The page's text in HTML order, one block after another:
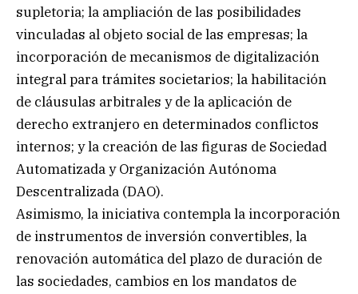
supletoria; la ampliación de las posibilidades
vinculadas al objeto social de las empresas; la
incorporación de mecanismos de digitalización
integral para trámites societarios; la habilitación
de cláusulas arbitrales y de la aplicación de
derecho extranjero en determinados conflictos
internos; y la creación de las figuras de Sociedad
Automatizada y Organización Autónoma
Descentralizada (DAO).
Asimismo, la iniciativa contempla la incorporación
de instrumentos de inversión convertibles, la
renovación automática del plazo de duración de
las sociedades, cambios en los mandatos de